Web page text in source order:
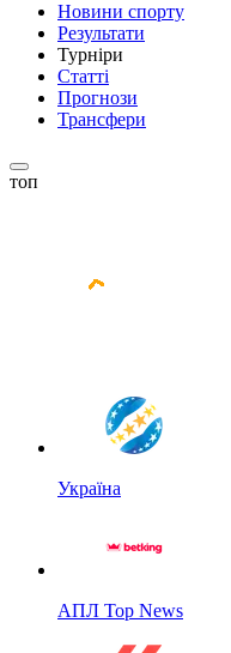
Новини спорту
Результати
Турніри
Статті
Прогнози
Трансфери
топ
Україна
АПЛ Top News